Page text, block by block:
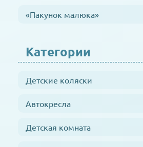
«Пакунок малюка»
Категории
Детские коляски
Автокресла
Детская комната